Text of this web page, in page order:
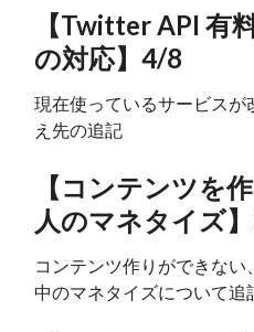
【Twitter API 有
の対応】4/8
現在使っているサービス
え先の追記
【コンテンツを
人のマネタイズ
コンテンツ作りができな
中のマネタイズについて追